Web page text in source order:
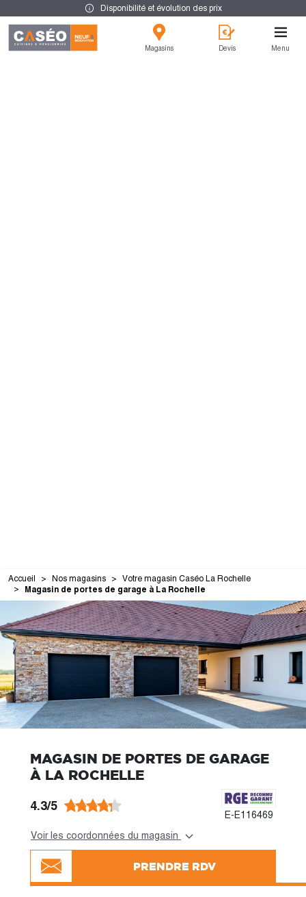
Disponibilité et évolution des prix
Magasins Devis Menu
Accueil Nos magasins Votre magasin Caséo La Rochelle
Magasin de portes de garage à La Rochelle
MAGASIN DE PORTES DE GARAGE
À LA ROCHELLE
4.3/5
E-E116469
Voir les coordonnées du magasin
PRENDRE RDV